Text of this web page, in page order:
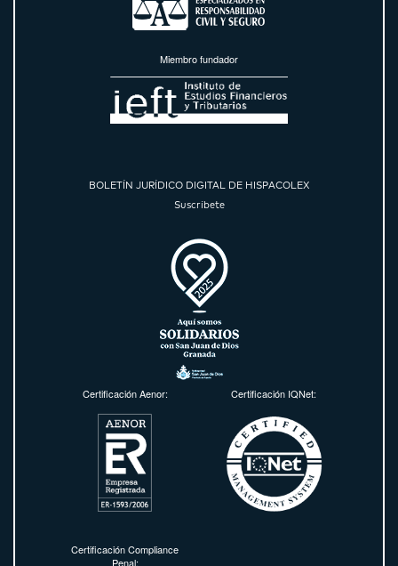
Miembro fundador
BOLETÍN JURÍDICO DIGITAL DE HISPACOLEX
Suscríbete
Certificación Aenor: Certificación IQNet:
Certificación Compliance
Penal: